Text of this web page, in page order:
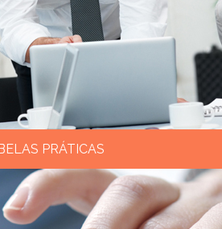
Clique aqui
alíquotas, códigos, donwloads,
e tabelas do trabalho.
PRÁTICAS